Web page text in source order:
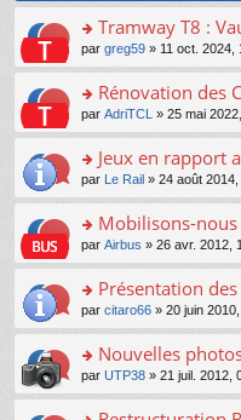
o
n
s
ult
er
le
m
e
s
a
g
e
n
n
le
pl
u
s
Tramway T8 :
par greg59 » 11 oct. 2024,
o
n
s
ult
er
le
m
e
s
a
g
e
n
n
Rénovation des
par AdriTCL » 25 mai
o
n
s
ult
er
le
m
e
s
a
g
e
n
Jeux en rapport
par Le Rail » 24 août
o
n
s
ult
er
le
m
e
s
Mobilisons-
par Airbus » 26 avr. 2012,
o
n
s
ult
er
le
Présentation
par citaro66 » 20 juin
o
n
s
Nouvelles
par UTP38 » 21 juil. 2012,